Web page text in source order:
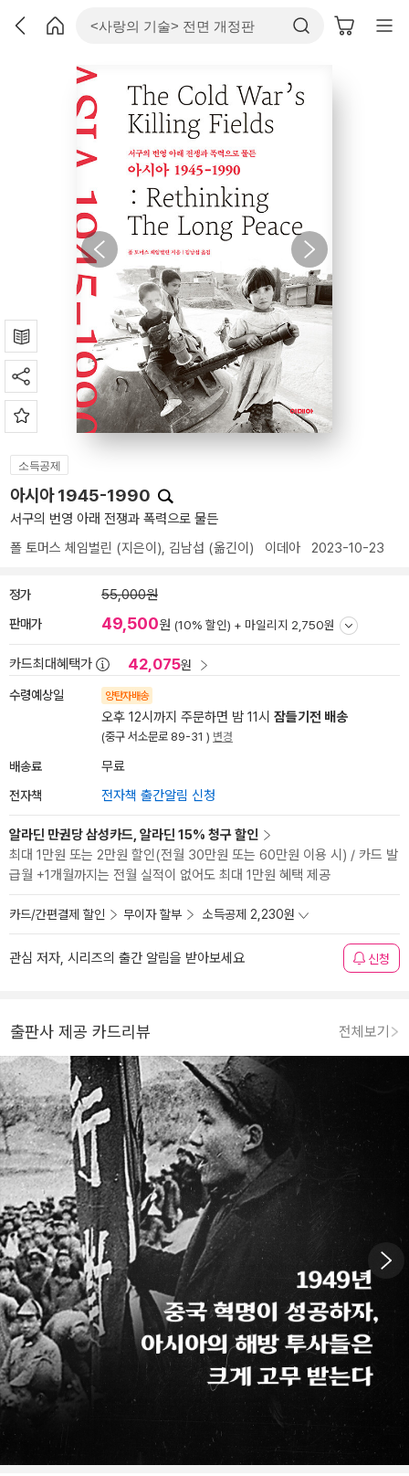
소득공제
아시아 1945-1990
서구의 번영 아래 전쟁과 폭력으로 물든
폴 토머스 체임벌린 (지은이), 김남섭 (옮긴이) 이데아 2023-10-23
정가 55,000원
판매가 49,500원 (10% 할인) + 마일리지 2,750원
카드최대혜택가 42,075원
수령예상일 양탄자배송
오후 12시까지 주문하면 밤 11시 잠들기전 배송
(중구 서소문로 89-31 ) 변경
배송료 무료
전자책 전자책 출간알림 신청
알라딘 만권당 삼성카드, 알라딘 15% 청구 할인
최대 1만원 또는 2만원 할인(전월 30만원 또는 60만원 이용 시) / 카드 발
급월 +1개월까지는 전월 실적이 없어도 최대 1만원 혜택 제공
카드/간편결제 할인 무이자 할부 소득공제 2,230원
관심 저자, 시리즈의 출간 알림을 받아보세요 신청
출판사 제공 카드리뷰 전체보기